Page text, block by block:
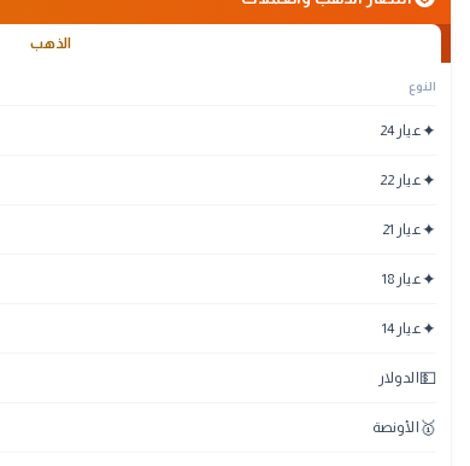
الذهب
النوع
✦عيار 24
✦عيار 22
✦عيار 21
✦عيار 18
✦عيار 14
💵 الدولار
🥇 الأونصة